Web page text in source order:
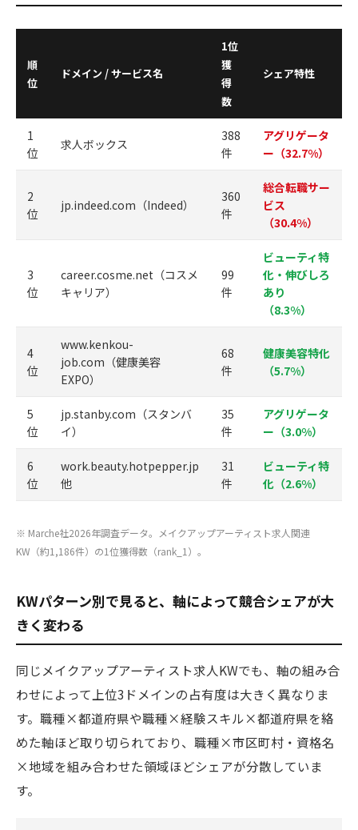
順
位
ドメイン / サービス名
1位
獲
得
数
シェア特性
1
位
求人ボックス
388
件
アグリゲータ
ー（32.7%）
2
位
jp.indeed.com（Indeed）
360
件
総合転職サー
ビス
（30.4%）
3
位
career.cosme.net（コスメ
キャリア）
99
件
ビューティ特
化・伸びしろ
あり
（8.3%）
4
位
www.kenkou-
job.com（健康美容
EXPO）
68
件
健康美容特化
（5.7%）
5
位
jp.stanby.com（スタンバ
イ）
35
件
アグリゲータ
ー（3.0%）
6
位
work.beauty.hotpepper.jp
他
31
件
ビューティ特
化（2.6%）
※ Marche社2026年調査データ。メイクアップアーティスト求人関連
KW（約1,186件）の1位獲得数（rank_1）。
KWパターン別で見ると、軸によって競合シェアが大
きく変わる
同じメイクアップアーティスト求人KWでも、軸の組み合
わせによって上位3ドメインの占有度は大きく異なりま
す。職種×都道府県や職種×経験スキル×都道府県を絡
めた軸ほど取り切られており、職種×市区町村・資格名
×地域を組み合わせた領域ほどシェアが分散していま
す。